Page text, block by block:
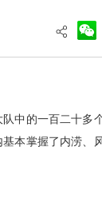
中的一百二十多
本掌握了内涝、风